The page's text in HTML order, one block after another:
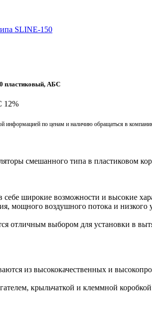
пластиковый, АБС
12%
информацией по ценам и наличию обращаться в
смешанного типа в пластиковом
широкие возможности и высокие
мощного воздушного потока и
отличным выбором для установки в
из высококачественных и
крыльчаткой и клеммной